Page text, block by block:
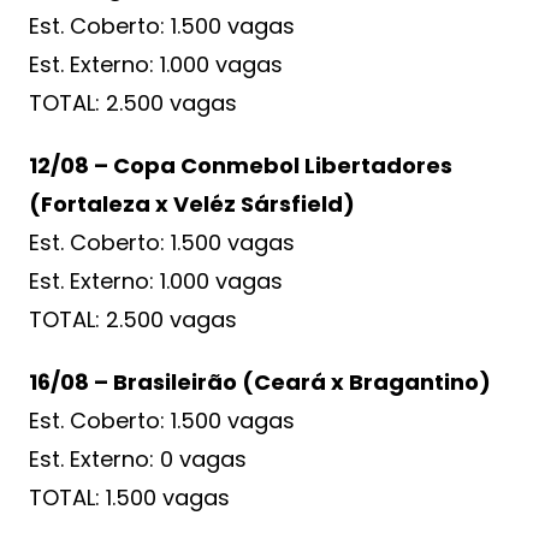
Est. Coberto: 1.500 vagas
Est. Externo: 1.000 vagas
TOTAL: 2.500 vagas
12/08 – Copa Conmebol Libertadores
(Fortaleza x Veléz Sársfield)
Est. Coberto: 1.500 vagas
Est. Externo: 1.000 vagas
TOTAL: 2.500 vagas
16/08 – Brasileirão (Ceará x Bragantino)
Est. Coberto: 1.500 vagas
Est. Externo: 0 vagas
TOTAL: 1.500 vagas